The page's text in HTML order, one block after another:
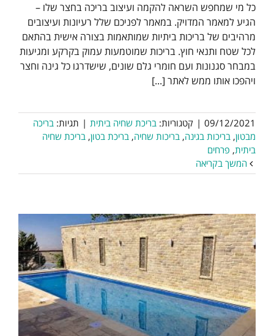
כל מי שמחפש השראה להקמה ועיצוב בריכה בחצר שלו –
הגיע למאמר המדויק. במאמר לפניכם שלל רעיונות ועיצובים
מרהיבים של בריכות ביתיות שמותאמות בצורה אישית בהתאם
לכל שטח ותנאי חוץ. בריכות שמוטמעות עמוק בקרקע ומגיעות
במבחר סגנונות ועם חומרי גלם שונים, שישדרגו כל גינה וחצר
ויהפכו אותו ממש לאתר [...]
09/12/2021
| קטגוריות: בריכת שחיה ביתית | תגיות: בריכה
מבטון, בריכות בגינה, בריכות שחיה, בריכת בטון, בריכת שחיה
ביתית, פרחים
המשך בקריאה